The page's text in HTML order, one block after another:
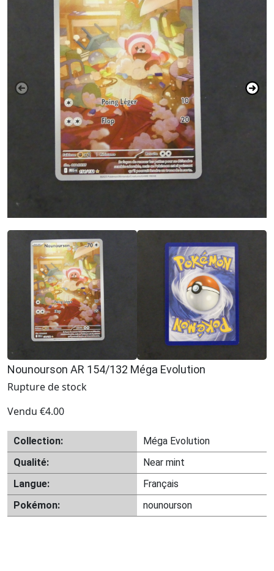
Nounourson AR 154/132 Méga Evolution
Rupture de stock
Vendu €4.00
Collection:
Méga Evolution
Qualité:
Near mint
Langue:
Français
Pokémon:
nounourson